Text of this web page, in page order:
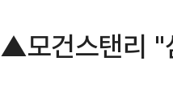
▲모건스탠리 "